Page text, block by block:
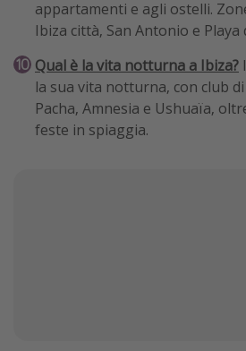
appartamenti e agli ostelli.
Ibiza città, San Antonio e Playa
Qual è la vita notturna a Ibiza?
la sua vita notturna, con club
Pacha, Amnesia e Ushuaïa,
feste in spiaggia.